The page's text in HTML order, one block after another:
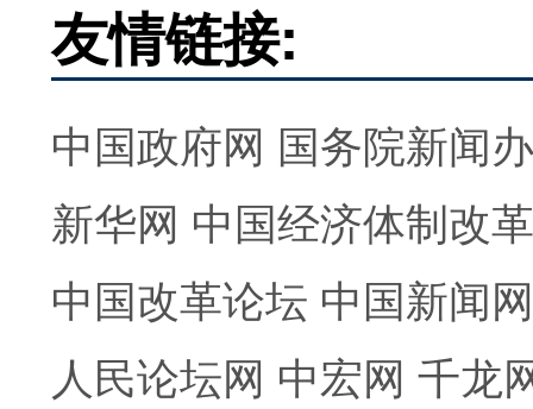
友情链接:
中国政府网 国务院新闻
新华网 中国经济体制改
中国改革论坛 中国新闻网
人民论坛网 中宏网 千龙